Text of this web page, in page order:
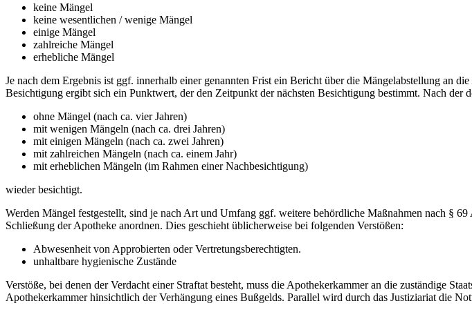
keine Mängel
keine wesentlichen / wenige Mängel
einige Mängel
zahlreiche Mängel
erhebliche Mängel
Je nach dem Ergebnis ist ggf. innerhalb einer genannten Frist ein Bericht über die Mängelabstellung an
Besichtigung ergibt sich ein Punktwert, der den Zeitpunkt der nächsten Besichtigung bestimmt. Nach der
ohne Mängel (nach ca. vier Jahren)
mit wenigen Mängeln (nach ca. drei Jahren)
mit einigen Mängeln (nach ca. zwei Jahren)
mit zahlreichen Mängeln (nach ca. einem Jahr)
mit erheblichen Mängeln (im Rahmen einer Nachbesichtigung)
wieder besichtigt.
Werden Mängel festgestellt, sind je nach Art und Umfang ggf. weitere behördliche Maßnahmen nach §
Schließung der Apotheke anordnen. Dies geschieht üblicherweise bei folgenden Verstößen:
Abwesenheit von Approbierten oder Vertretungsberechtigten.
unhaltbare hygienische Zustände
Verstöße, bei denen der Verdacht einer Straftat besteht, muss die Apothekerkammer an die zuständige
Apothekerkammer hinsichtlich der Verhängung eines Bußgelds. Parallel wird durch das Justiziariat die